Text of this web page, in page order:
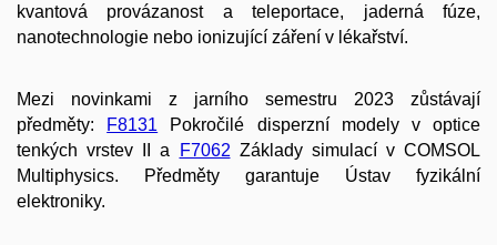
kvantová provázanost a teleportace, jaderná fúze,
nanotechnologie nebo ionizující záření v lékařství.
Mezi novinkami z jarního semestru 2023 zůstávají
předměty:
F8131 Pokročilé disperzní modely v optice
tenkých vrstev II a
F7062 Základy simulací v COMSOL
Multiphysics. Předměty garantuje Ústav fyzikální
elektroniky.